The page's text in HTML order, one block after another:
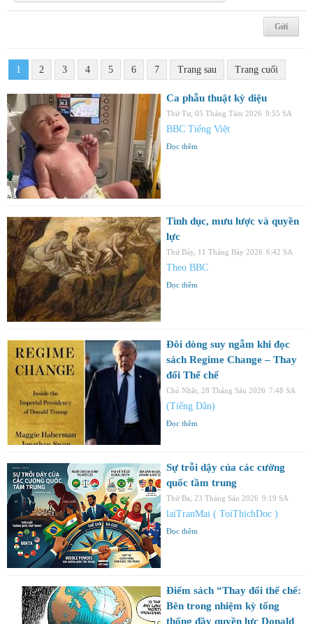
1 2 3 4 5 6 7 Trang sau Trang cuối
Ca phẫu thuật kỳ diệu
Thứ Tư, 05 Tháng Tám 2026 9:55 SA
BBC Tiếng Việt
Đọc thêm
Tình dục, mưu lược và quyền
lực
Thứ Bảy, 11 Tháng Bảy 2026 6:42 SA
Theo BBC
Đọc thêm
Đôi dòng suy ngẫm khi đọc
sách Regime Change – Thay
đổi Thể chế
Chủ Nhật, 28 Tháng Sáu 2026 7:48 SA
(Tiếng Dân)
Đọc thêm
Sự trỗi dậy của các cường
quốc tầm trung
Thứ Ba, 23 Tháng Sáu 2026 9:19 SA
laiTranMai ( ToiThichDoc )
Đọc thêm
Điểm sách “Thay đổi thể chế:
Bên trong nhiệm kỳ tổng
thống đầy quyền lực Donald